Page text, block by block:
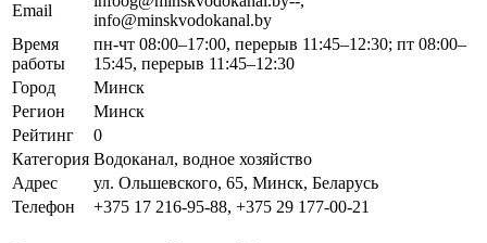
Email
info@minskvodokanal.by
Время
работы
пн-чт 08:00–17:00, перерыв 11:45–12:30; пт 08:00–
15:45, перерыв 11:45–12:30
Город
Минск
Регион
Минск
Рейтинг
0
Категория Водоканал, водное хозяйство
Адрес
ул. Ольшевского, 65, Минск, Беларусь
Телефон
+375 17 216-95-88, +375 29 177-00-21